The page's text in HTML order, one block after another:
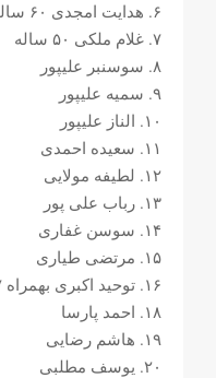
۶. هدایت امجدی ۶۰ ساله
۷. غلام ملکی ۵۰ ساله
۸. سوسنبر علیپور
۹. سمیه علیپور
۱۰. الناز علیپور
۱۱. سعیده احمدی
۱۲. لطیفه مولایی
۱۳. رباب علی پور
۱۴. سوسن غفاری
۱۵. مرتضی طیاری
۱۶. توحید اکبری بهمراه ۱۷. مادرش ۷۰ ساله
۱۸. احمد پارسا
۱۹. هاشم رضایی
۲۰. یوسف مطلبی